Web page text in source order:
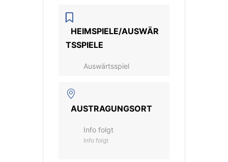
HEIMSPIELE/AUSWÄR
TSSPIELE
Auswärtsspiel
AUSTRAGUNGSORT
Info folgt
Info folgt